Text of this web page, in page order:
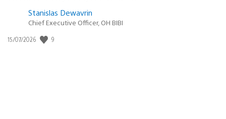
Stanislas Dewavrin
Chief Executive Officer, OH BIBI
Fecha
15/07/2026 9